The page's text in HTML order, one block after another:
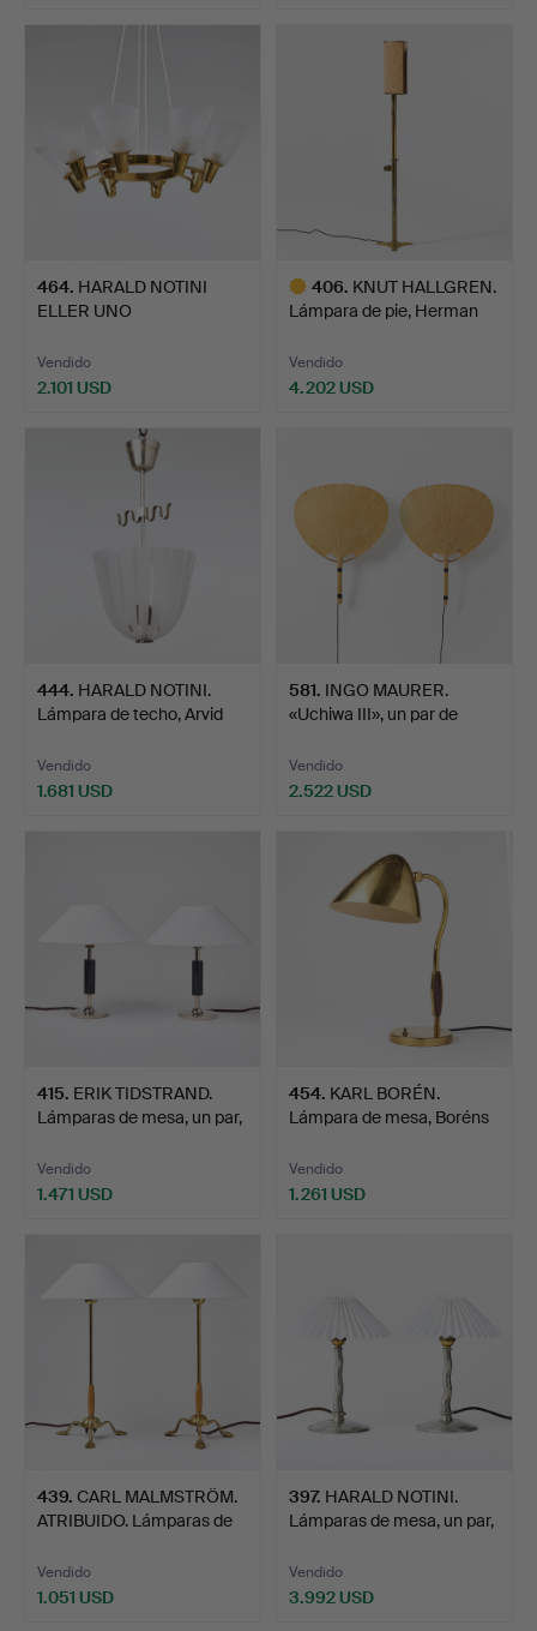
464. HARALD NOTINI
ELLER UNO
Vendido
2.101 USD
406. KNUT HALLGREN.
Lámpara de pie, Herman
Vendido
4.202 USD
444. HARALD NOTINI.
Lámpara de techo, Arvid
Vendido
1.681 USD
581. INGO MAURER.
«Uchiwa III», un par de
Vendido
2.522 USD
415. ERIK TIDSTRAND.
Lámparas de mesa, un par,
Vendido
1.471 USD
454. KARL BORÉN.
Lámpara de mesa, Boréns
Vendido
1.261 USD
439. CARL MALMSTRÖM.
ATRIBUIDO. Lámparas de
Vendido
1.051 USD
397. HARALD NOTINI.
Lámparas de mesa, un par,
Vendido
3.992 USD